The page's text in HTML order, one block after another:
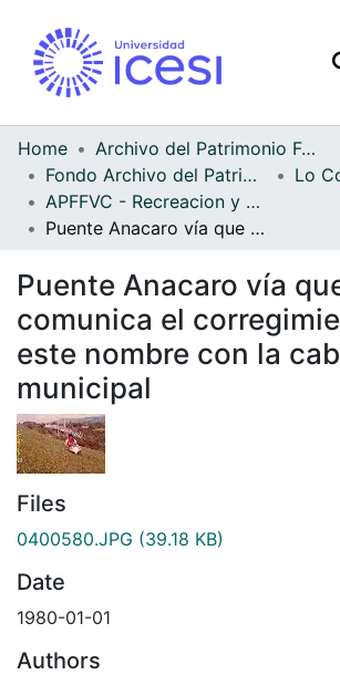
Home
Archivo del Patrimonio Fotográfico y Fílmico del Valle del Cauca
Fondo Archivo del Patrimonio Fotográfico y Fílmico del Valle del Cauca
Lo
APFFVC - Recreacion y Paseo - Patrimonial
Puente Anacaro vía que comunica el corregimiento de este nombre con la cabecera municipal
Puente Anacaro vía
comunica el
este nombre con la
municipal
Files
0400580.JPG (39.18 KB)
Date
1980-01-01
Authors